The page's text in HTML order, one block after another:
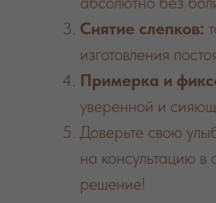
Снятие слепков:
изготовления
Примерка и
уверенной и
Доверьте свою
на консультацию
решение!